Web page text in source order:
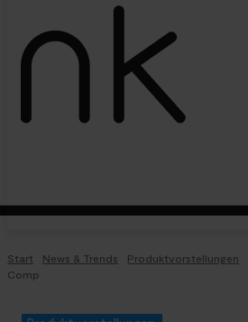
Start News & Trends Produktvorstellungen
Comp